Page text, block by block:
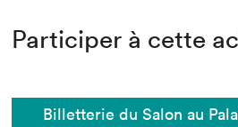
Participer à cette
Billetterie du Salon au